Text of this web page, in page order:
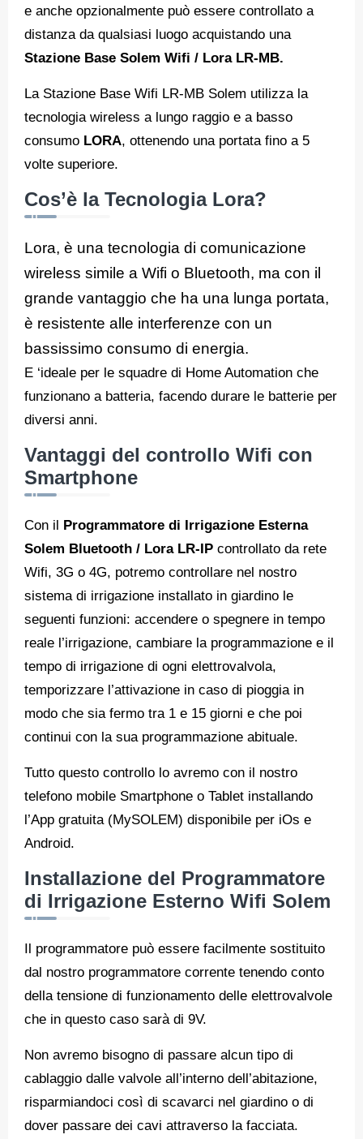
e anche opzionalmente può essere controllato a
distanza da qualsiasi luogo acquistando una
Stazione Base Solem Wifi / Lora LR-MB.
La Stazione Base Wifi LR-MB Solem utilizza la
tecnologia wireless a lungo raggio e a basso
consumo LORA, ottenendo una portata fino a 5
volte superiore.
Cos’è la Tecnologia Lora?
Lora, è una tecnologia di comunicazione
wireless simile a Wifi o Bluetooth, ma con il
grande vantaggio che ha una lunga portata,
è resistente alle interferenze con un
bassissimo consumo di energia.
E ‘ideale per le squadre di Home Automation che
funzionano a batteria, facendo durare le batterie per
diversi anni.
Vantaggi del controllo Wifi con
Smartphone
Con il Programmatore di Irrigazione Esterna
Solem Bluetooth / Lora LR-IP controllato da rete
Wifi, 3G o 4G, potremo controllare nel nostro
sistema di irrigazione installato in giardino le
seguenti funzioni: accendere o spegnere in tempo
reale l’irrigazione, cambiare la programmazione e il
tempo di irrigazione di ogni elettrovalvola,
temporizzare l’attivazione in caso di pioggia in
modo che sia fermo tra 1 e 15 giorni e che poi
continui con la sua programmazione abituale.
Tutto questo controllo lo avremo con il nostro
telefono mobile Smartphone o Tablet installando
l’App gratuita (MySOLEM) disponibile per iOs e
Android.
Installazione del Programmatore
di Irrigazione Esterno Wifi Solem
Il programmatore può essere facilmente sostituito
dal nostro programmatore corrente tenendo conto
della tensione di funzionamento delle elettrovalvole
che in questo caso sarà di 9V.
Non avremo bisogno di passare alcun tipo di
cablaggio dalle valvole all’interno dell’abitazione,
risparmiandoci così di scavarci nel giardino o di
dover passare dei cavi attraverso la facciata.